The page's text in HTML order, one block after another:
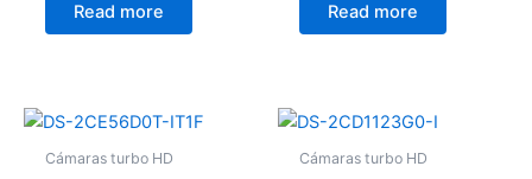
of
Read more
of
Read more
Cámaras turbo HD Cámaras turbo HD